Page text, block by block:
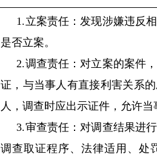
1.立案责任：发现涉嫌违反
是否立案。
2.调查责任：对立案的案件
证，与当事人有直接利害关系
人，调查时应出示证件，允许
3.审查责任：对调查结果进
调查取证程序、法律适用、处